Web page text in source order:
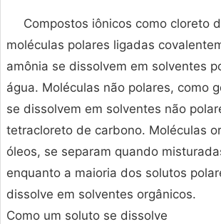
Compostos iônicos como cloreto
moléculas polares ligadas
amônia se dissolvem em solventes
água. Moléculas não polares, como
se dissolvem em solventes não
tetracloreto de carbono. Moléculas
óleos, se separam quando
enquanto a maioria dos solutos
dissolve em solventes orgânicos.
Como um soluto se dissolve